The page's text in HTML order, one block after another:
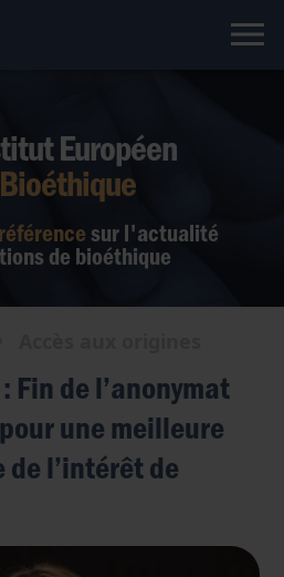
Européen
Bioéthique
sur l'actualité
de bioéthique
Fin de l’anonymat
une meilleure
l’intérêt de